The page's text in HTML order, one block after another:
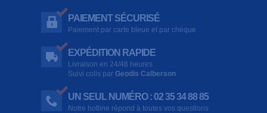
PAIEMENT SÉCURISÉ
Paiement par carte bleue et par chèque
EXPÉDITION RAPIDE
Livraison en 24/48 heures
Suivi colis par Geodis Calberson
UN SEUL NUMÉRO : 02 35 34 88 85
Notre hotline répond à toutes vos questions